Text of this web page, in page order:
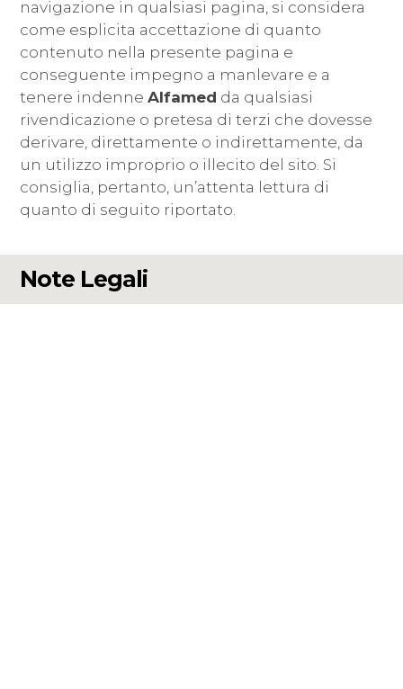
navigazione in qualsiasi pagina, si considera
come esplicita accettazione di quanto
contenuto nella presente pagina e
conseguente impegno a manlevare e a
tenere indenneAlfamed da qualsiasi
rivendicazione o pretesa di terzi che dovesse
derivare, direttamente o indirettamente, da
un utilizzo improprio o illecito del sito. Si
consiglia, pertanto, un’attenta lettura di
quanto di seguito riportato.
Note Legali